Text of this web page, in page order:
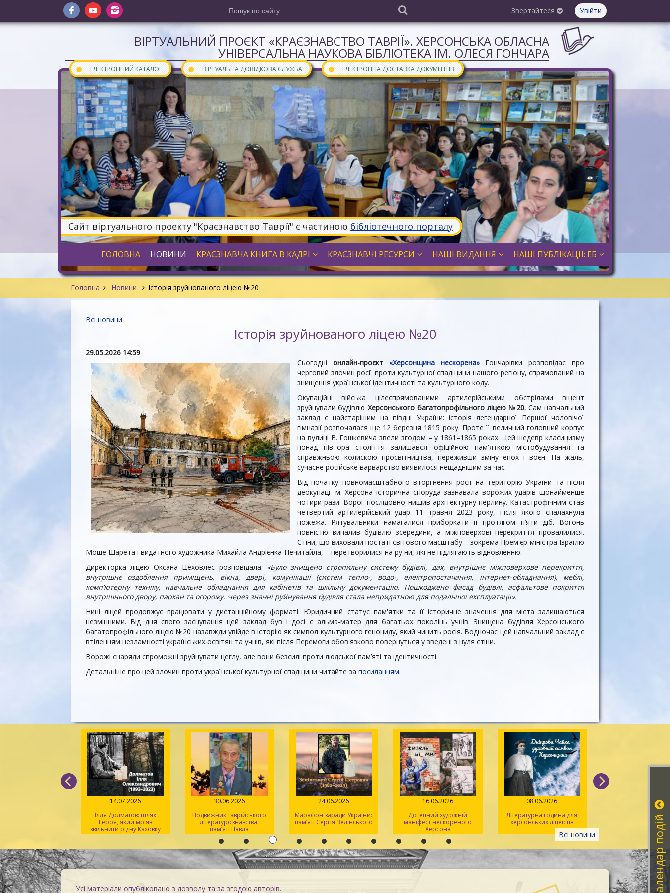
Звертайтеся Увійти
ВІРТУАЛЬНИЙ ПРОЄКТ «КРАЄЗНАВСТВО ТАВРІЇ». ХЕРСОНСЬКА ОБЛАСНА
УНІВЕРСАЛЬНА НАУКОВА БІБЛІОТЕКА ІМ. ОЛЕСЯ ГОНЧАРА
● ЕЛЕКТРОННИЙ КАТАЛОГ ● ВІРТУАЛЬНА ДОВІДКОВА СЛУЖБА ● ЕЛЕКТРОННА ДОСТАВКА ДОКУМЕНТІВ
Сайт віртуального проекту "Краєзнавство Таврії" є частиною бібліотечного порталу
ГОЛОВНА НОВИНИ КРАЄЗНАВЧА КНИГА В КАДРІ КРАЄЗНАВЧІ РЕСУРСИ НАШІ ВИДАННЯ НАШІ ПУБЛІКАЦІЇ: ЕБ
Головна Новини Історія зруйнованого ліцею №20
Всі новини
Історія зруйнованого ліцею №20
29.05.2026 14:59
Сьогодні онлайн-проєкт «Херсонщина нескорена»Гончарівки розповідає про
черговий злочин росії проти культурної спадщини нашого регіону, спрямований на
знищення української ідентичності та культурного коду.
Окупаційні війська цілеспрямованими артилерійськими обстрілами вщент
зруйнували будівлю Херсонського багатопрофільного ліцею №20. Сам навчальний
заклад є найстарішим на півдні України: історія легендарної Першої чоловічої
гімназії розпочалася ще 12 березня 1815 року. Проте її величний головний корпус
на вулиці В. Гошкевича звели згодом – у 1861–1865 роках. Цей шедевр класицизму
понад півтора століття залишався офіційною пам'яткою містобудування та
справжньою колискою просвітництва, переживши зміну епох і воєн. На жаль,
сучасне російське варварство виявилося нещаднішим за час.
Від початку повномасштабного вторгнення росії на територію України та після
деокупації м. Херсона історична споруда зазнавала ворожих ударів щонайменше
чотири рази. Ворог послідовно нищив архітектурну перлину. Катастрофічним став
четвертий артилерійський удар 11 травня 2023 року, після якого спалахнула
пожежа. Рятувальники намагалися приборкати її протягом п’яти діб. Вогонь
повністю випалив будівлю зсередини, а міжповерхові перекриття провалилися.
Стіни, що виховали постаті світового масштабу – зокрема Прем'єр-міністра Ізраїлю
Моше Шарета і видатного художника Михайла Андрієнка-Нечитайла, – перетворилися на руїни, які не підлягають відновленню.
Директорка ліцею Оксана Цеховлес розповідала: «Було знищено стропильну систему будівлі, дах, внутрішнє міжповерхове перекриття,
внутрішнє оздоблення приміщень, вікна, двері, комунікації (систем тепло-, водо-, електропостачання, інтернет-обладнання), меблі,
комп’ютерну техніку, навчальне обладнання для кабінетів та шкільну документацію. Пошкоджено фасад будівлі, асфальтове покриття
внутрішнього двору, паркан та огорожу. Через значні руйнування будівля стала непридатною для подальшої експлуатації».
Нині ліцей продовжує працювати у дистанційному форматі. Юридичний статус пам'ятки та її історичне значення для міста залишаються
незмінними. Від дня свого заснування цей заклад був і досі є альма-матер для багатьох поколінь учнів. Знищена будівля Херсонського
багатопрофільного ліцею №20 назавжди увійде в історію як символ культурного геноциду, який чинить росія. Водночас цей навчальний заклад є
втіленням незламності українських освітян та учнів, які після Перемоги обов'язково повернуться у зведені з нуля стіни.
Ворожі снаряди спроможні зруйнувати цеглу, але вони безсилі проти людської пам’яті та ідентичності.
Детальніше про цей злочин проти української культурної спадщини читайте за посиланням.
Всі новини
14.07.2026
Ілля Долматов: шлях
Героя, який мріяв
звільнити рідну Каховку
30.06.2026
Подвижник таврійського
літературознавства:
пам’яті Павла
Кіндратовича
Параскевича
24.06.2026
Марафон заради України:
пам’яті Сергія Зелінського
16.06.2026
Дотепний художній
маніфест нескореного
Херсона
08.06.2026
Літературна година для
херсонських ліцеїстів
03.06.2026
Назавжди 22...
Захисника з
Павла Олексюка
Усі матеріали опубліковано з дозволу та за згодою авторів. Календар подій